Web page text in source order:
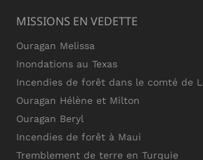
MISSIONS EN VEDETTE
Ouragan Melissa
Inondations au Texas
Incendies de forêt dans le comté de
Ouragan Hélène et Milton
Ouragan Beryl
Incendies de forêt à Maui
Tremblement de terre en Turquie